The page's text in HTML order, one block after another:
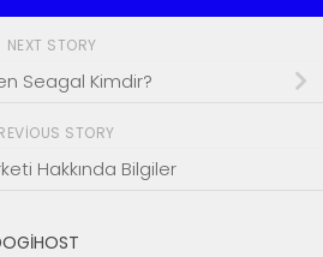
NEXT STORY
Seagal Kimdir?
STORY
Hakkında Bilgiler